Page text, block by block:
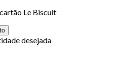
Le Biscuit
desejada